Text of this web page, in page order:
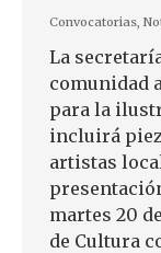
Convocatorias
La
comunidad
para la
incluirá
artistas
martes 20
de Cultura